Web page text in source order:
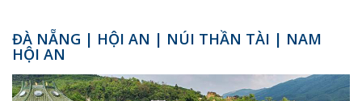
ĐÀ NẴNG | HỘI AN | NÚI THẦN TÀI | NAM
HỘI AN